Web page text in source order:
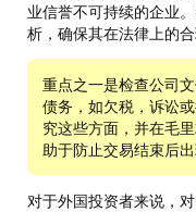
业信誉不可持续的企业
析，确保其在法律上的
重点之一是检查公司
债务，如欠税，诉讼
究这些方面，并在毛
助于防止交易结束后出
对于外国投资者来说，